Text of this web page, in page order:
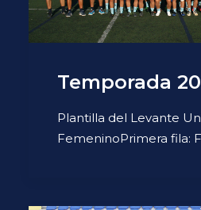
Temporada
Plantilla del Levante
FemeninoPrimera fila: